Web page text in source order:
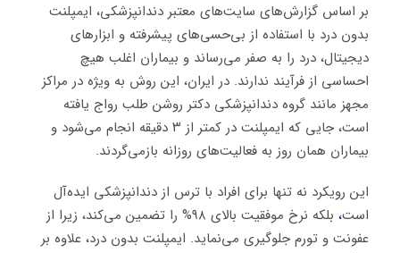
بر اساس گزارش‌های سایت‌های معتبر دندانپزشکی، ایمپلنت
بدون درد با استفاده از بی‌حسی‌های پیشرفته و ابزارهای
دیجیتال، درد را به صفر می‌رساند و بیماران اغلب هیچ
احساسی از فرآیند ندارند. در ایران، این روش به ویژه در مراکز
مجهز مانند گروه دندانپزشکی دکتر روشن طلب رواج یافته
است، جایی که ایمپلنت در کمتر از ۳ دقیقه انجام می‌شود و
بیماران همان روز به فعالیت‌های روزانه بازمی‌گردند.
این رویکرد نه تنها برای افراد با ترس از دندانپزشکی ایده‌آل
است،
بلکه نرخ موفقیت بالای ۹۸% را تضمین می‌کند، زیرا از
عفونت و تورم جلوگیری می‌نماید. ایمپلنت بدون درد، علاوه بر